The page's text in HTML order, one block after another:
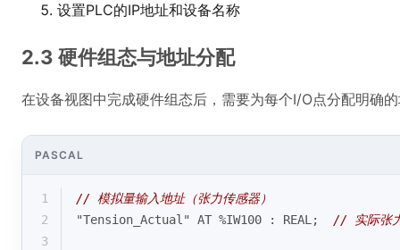
设置PLC的IP地址和设备名称
2.3 硬件组态与地址分配
在设备视图中完成硬件组态后，需要为每个I/O点分配明确
PASCAL
1
// 模拟量输入地址（张力传感器）
2
"Tension_Actual" AT %IW100 : REAL; // 实际张
3